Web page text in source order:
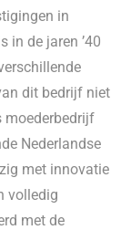
in
in de jaren ’40
dit bedrijf niet
moederbedrijf
Nederlandse
met innovatie
volledig
met de